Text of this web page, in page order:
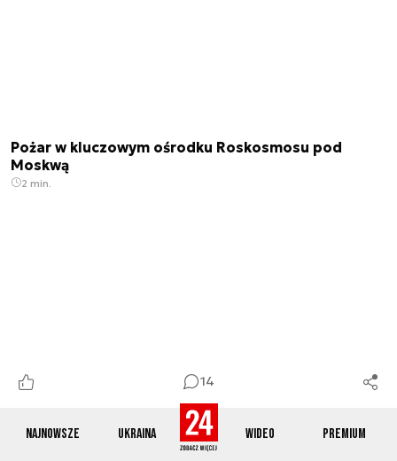
Najnowsze Ukraina Wideo Premium
14
Pożar w kluczowym ośrodku Roskosmosu pod
Moskwą
2 min.
Armia USA masowo likwiduje konta na
platformach. Oto czego może nauczyć się Wojsko